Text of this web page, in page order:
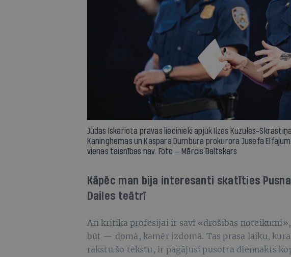
Jūdas Iskariota prāvas liecinieki apjūk Ilzes Ķuzules-
Kaninghemas un Kaspara Dumbura prokurora Jusefa
vienas taisnības nav. Foto — Mārcis Baltskars
Kāpēc man bija interesanti skatīties
Dailes teātrī
Arī kritiķa profesijai ir savi «drošības
būt — domā, kamēr izdomā. Tas prasa laiku,
rakstu šo tekstu, ir pagājusi pusotra diennakts